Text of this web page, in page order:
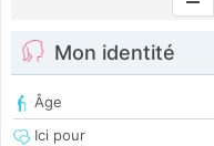
Mon identité
Âge
Ici pour